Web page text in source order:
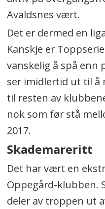
Avaldsnes vært.
Det er dermed en
Kanskje er
vanskelig å spå enn
ser imidlertid ut til å
til resten av
nok som før stå
2017.
Skademareritt
Det har vært en
Oppegård-klubben.
deler av troppen ut